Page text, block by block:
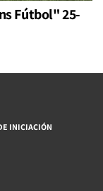
Fútbol" 25-
INICIACIÓN